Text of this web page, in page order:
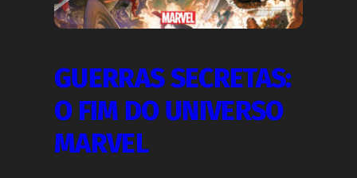
GUERRAS SECRETAS:
O FIM DO UNIVERSO
MARVEL